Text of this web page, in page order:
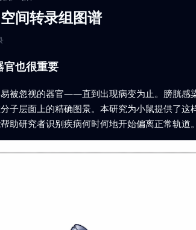
间转录组图谱
官也很重要
被忽视的器官——直到出现病变为止。膀胱感
子层面上的精确图景。本研究为小鼠提供了
助研究者识别疾病何时何地开始偏离正常轨道。